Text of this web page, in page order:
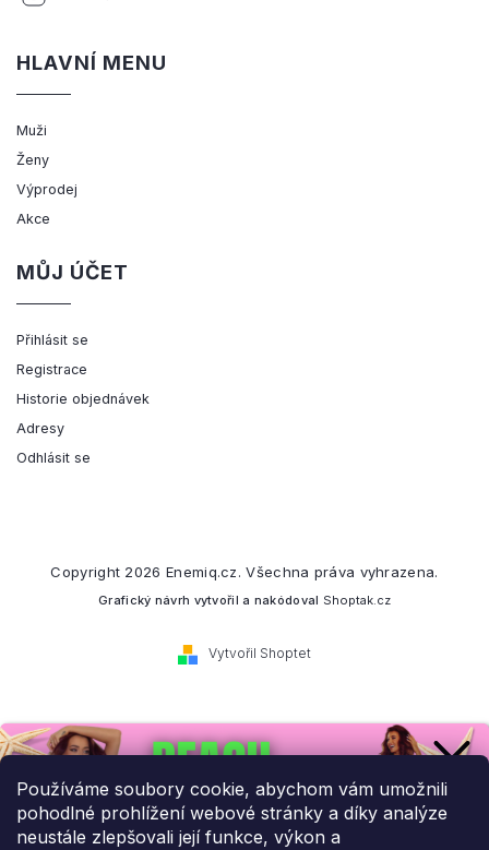
Používáme soubory cookie, abychom vám umožnili
pohodlné prohlížení webové stránky a díky analýze
neustále zlepšovali její funkce, výkon a
HLAVNÍ MENU
Muži
Ženy
Výprodej
Akce
MŮJ ÚČET
Přihlásit se
Registrace
Historie objednávek
Adresy
Odhlásit se
Vytvořil Shoptet
Copyright 2026 Enemiq.cz. Všechna práva vyhrazena.
Grafický návrh vytvořil a nakódoval Shoptak.cz
Přihlaste se k našemu
newsletteru.
Budeme vám posílat informace o našich novinkách a slevových
akcích.